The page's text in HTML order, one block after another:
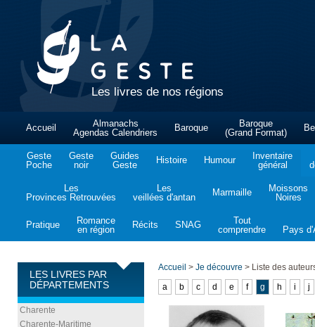
Les livres de nos régions
Accueil
Almanachs
Agendas Calendriers
Baroque
Baroque
(Grand Format)
Geste
Poche
Geste
noir
Guides
Geste
Histoire Humour
Inventaire
général
Les
Provinces Retrouvées
Les
veillées d'antan
Marmaille
Moissons
Noires
Pratique
Romance
en région
Récits SNAG
Tout
comprendre
Pays
LES LIVRES PAR
DÉPARTEMENTS
Charente
Charente-Maritime
Accueil > Je découvre > Liste des
a
b c d e f g h i j